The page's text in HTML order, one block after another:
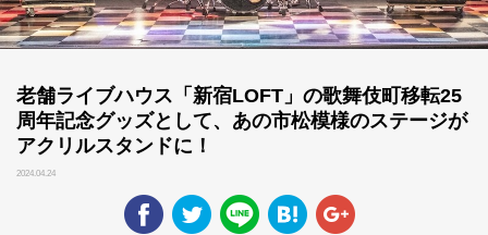
老舗ライブハウス「新宿LOFT」の歌舞伎町移転25
周年記念グッズとして、あの市松模様のステージが
アクリルスタンドに！
2024.04.24